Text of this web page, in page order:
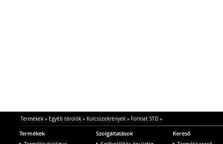
Termékek» Egyéb tárolók» Kulcsszekrények» Format STD»
Termékek
Szolgáltatások
Kereső